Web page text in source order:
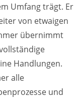
Umfang trägt. Er
von etwaigen
übernimmt
Handlungen.
alle
und